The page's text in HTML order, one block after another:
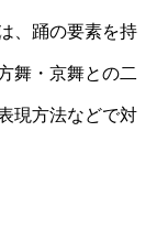
、踊の要素を持
舞・京舞との二
現方法などで対